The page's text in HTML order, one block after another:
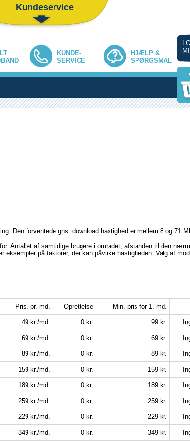
Kundeservice
KUNDE-
SERVICE
HJÆLP &
SPØRGSMÅL
Den forventede gns. download hastighed er mellem 8 og 71
Antallet af samtidige brugere i området, afstanden til den
på faktorer, der kan påvirke hastigheden. Valg af
Pris. pr. md. Oprettelse Min. pris for 1. md.
49 kr./md. 0 kr. 99 kr.
69 kr./md. 0 kr. 69 kr.
89 kr./md. 0 kr. 89 kr.
159 kr./md. 0 kr. 159 kr.
189 kr./md. 0 kr. 189 kr.
259 kr./md. 0 kr. 259 kr.
229 kr./md. 0 kr. 229 kr.
349 kr./md. 0 kr. 349 kr.